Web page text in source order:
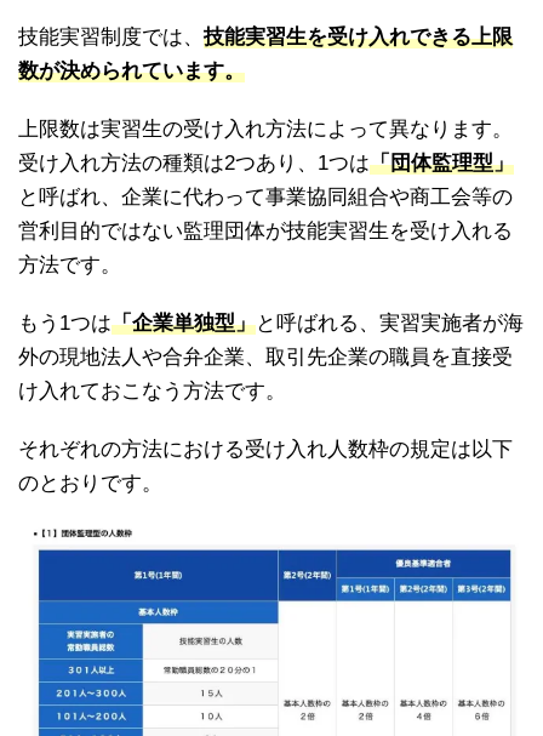
技能実習制度では、 技能実習生を受け入れできる上限
数が決められています。
上限数は実習生の受け入れ方法によって異なります。
受け入れ方法の種類は2つあり、1つは「団体監理型」
と呼ばれ、企業に代わって事業協同組合や商工会等の
営利目的ではない監理団体が技能実習生を受け入れる
方法です。
もう1つは「企業単独型」と呼ばれる、実習実施者が海
外の現地法人や合弁企業、取引先企業の職員を直接受
け入れておこなう方法です。
それぞれの方法における受け入れ人数枠の規定は以下
のとおりです。